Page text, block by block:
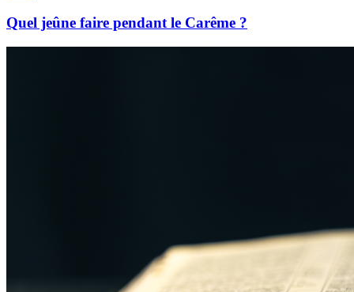
Quel jeûne faire pendant le Carême ?